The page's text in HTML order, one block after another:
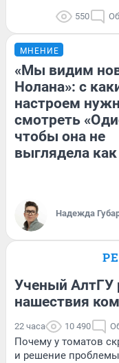
550
МНЕНИЕ
«Мы видим
Нолана»: с
настроем
смотреть
чтобы она не
выглядела
Надежда
Ученый АлтГУ
нашествия
22 часа 10 490
Почему у томатов
и решение проблемы